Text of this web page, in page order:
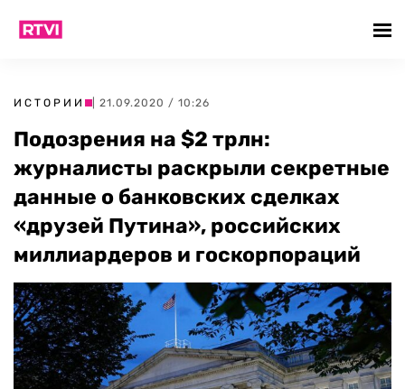
ИСТОРИИ | 21.09.2020 / 10:26
Подозрения на $2 трлн:
журналисты раскрыли секретные
данные о банковских сделках
«друзей Путина», российских
миллиардеров и госкорпораций